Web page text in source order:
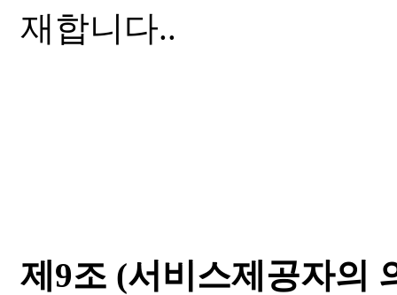
재합니다..
제9조 (서비스제공자의